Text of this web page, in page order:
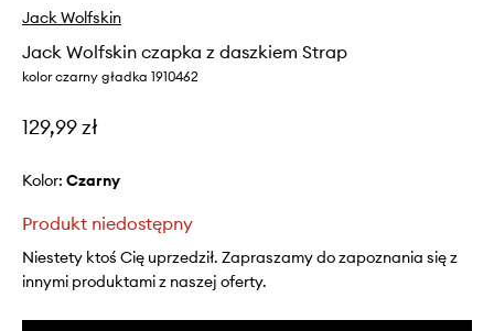
Jack Wolfskin
Jack Wolfskin czapka z daszkiem Strap
kolor czarny gładka 1910462
129,99 zł
Kolor: czarny
Produkt niedostępny
Niestety ktoś Cię uprzedził. Zapraszamy do zapoznania się z
innymi produktami z naszej oferty.